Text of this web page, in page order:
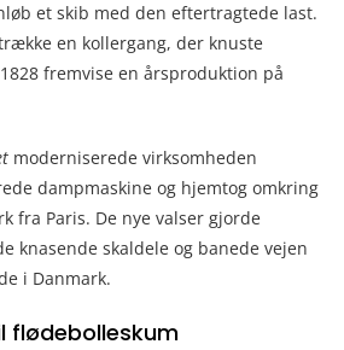
et skib med den eftertragtede last.
en kollergang, der knuste
fremvise en årsproduktion på
moderniserede virksomheden
dampmaskine og hjemtog omkring
fra Paris. De nye valser gjorde
knasende skaldele og banede vejen
i Danmark.
flødebolleskum